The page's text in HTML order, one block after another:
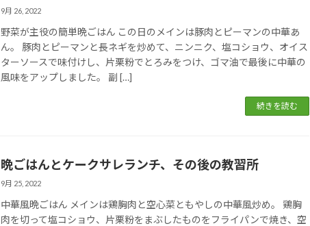
9月 26, 2022
野菜が主役の簡単晩ごはん この日のメインは豚肉とピーマンの中華あ
ん。 豚肉とピーマンと長ネギを炒めて、ニンニク、塩コショウ、オイス
ターソースで味付けし、片栗粉でとろみをつけ、ゴマ油で最後に中華の
風味をアップしました。 副 […]
続きを読む
晩ごはんとケークサレランチ、その後の教習所
9月 25, 2022
中華風晩ごはん メインは鶏胸肉と空心菜ともやしの中華風炒め。 鶏胸
肉を切って塩コショウ、片栗粉をまぶしたものをフライパンで焼き、空